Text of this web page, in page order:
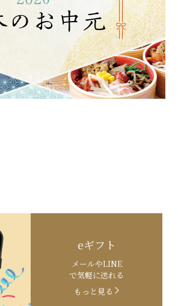
eギフト
メールやLINE
で気軽に送れる
もっと見る